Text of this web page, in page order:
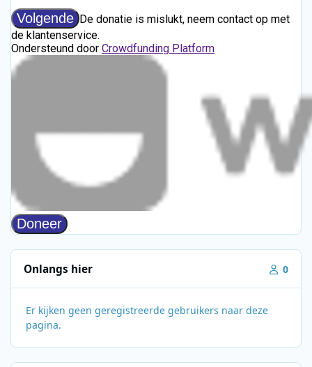
Onlangs hier 0
Er kijken geen geregistreerde gebruikers naar deze
pagina.